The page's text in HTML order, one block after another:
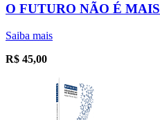
O FUTURO NÃO É
Saiba mais
R$ 45,00